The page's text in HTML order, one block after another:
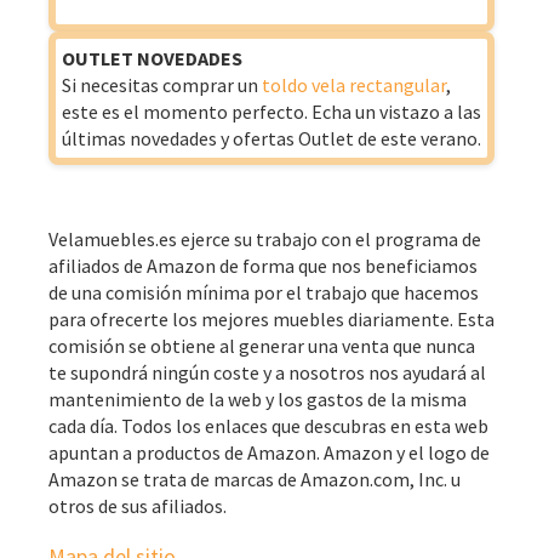
OUTLET NOVEDADES
Si necesitas comprar un toldo vela rectangular,
este es el momento perfecto. Echa un vistazo a las
últimas novedades y ofertas Outlet de este verano.
Velamuebles.es ejerce su trabajo con el programa de
afiliados de Amazon de forma que nos beneficiamos
de una comisión mínima por el trabajo que hacemos
para ofrecerte los mejores muebles diariamente. Esta
comisión se obtiene al generar una venta que nunca
te supondrá ningún coste y a nosotros nos ayudará al
mantenimiento de la web y los gastos de la misma
cada día. Todos los enlaces que descubras en esta web
apuntan a productos de Amazon. Amazon y el logo de
Amazon se trata de marcas de Amazon.com, Inc. u
otros de sus afiliados.